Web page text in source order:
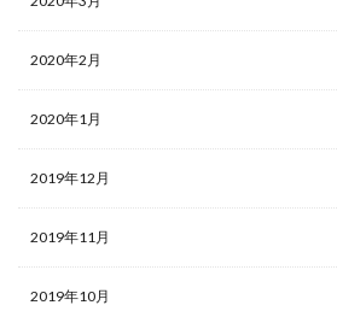
2020年2月
2020年1月
2019年12月
2019年11月
2019年10月